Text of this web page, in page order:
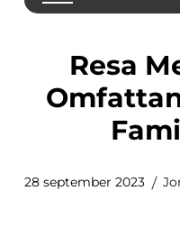
Resa Med Barn: En
28 september 2023